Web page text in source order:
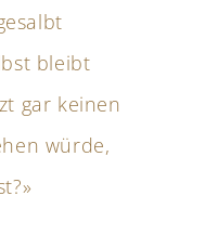
bleibt
gar keinen
würde,